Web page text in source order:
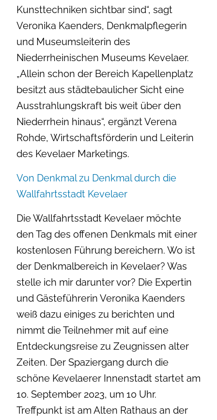
Kunsttechniken sichtbar sind“, sagt
Veronika Kaenders, Denkmalpflegerin
und Museumsleiterin des
Niederrheinischen Museums Kevelaer.
„Allein schon der Bereich Kapellenplatz
besitzt aus städtebaulicher Sicht eine
Ausstrahlungskraft bis weit über den
Niederrhein hinaus“, ergänzt Verena
Rohde, Wirtschaftsförderin und Leiterin
des Kevelaer Marketings.
Von Denkmal zu Denkmal durch die
Wallfahrtsstadt Kevelaer
Die Wallfahrtsstadt Kevelaer möchte
den Tag des offenen Denkmals mit einer
kostenlosen Führung bereichern. Wo ist
der Denkmalbereich in Kevelaer? Was
stelle ich mir darunter vor? Die Expertin
und Gästeführerin Veronika Kaenders
weiß dazu einiges zu berichten und
nimmt die Teilnehmer mit auf eine
Entdeckungsreise zu Zeugnissen alter
Zeiten. Der Spaziergang durch die
schöne Kevelaerer Innenstadt startet am
10. September 2023, um 10 Uhr.
Treffpunkt ist am Alten Rathaus an der